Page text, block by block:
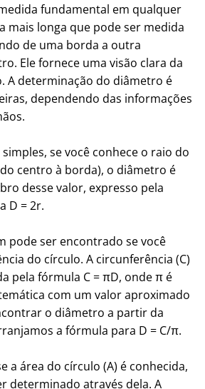
fundamental em qualquer
mais longa que pode ser medida
de uma borda a outra
Ele fornece uma visão clara da
A determinação do diâmetro é
dependendo das informações
se você conhece o raio do
centro à borda), o diâmetro é
desse valor, expresso pela
D = 2r.
pode ser encontrado se você
do círculo. A circunferência (C)
pela fórmula C = πD, onde π é
com um valor aproximado
o diâmetro a partir da
a fórmula para D = C/π.
a área do círculo (A) é conhecida,
determinado através dela. A